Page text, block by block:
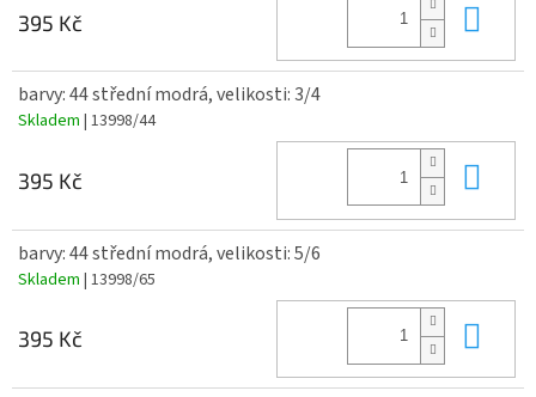
395 Kč
barvy: 44 střední modrá, velikosti: 3/4
Skladem | 13998/44
395 Kč
barvy: 44 střední modrá, velikosti: 5/6
Skladem | 13998/65
395 Kč